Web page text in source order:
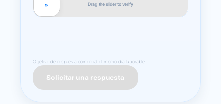
Drag the slider to verify
»
Objetivo de respuesta comercial el mismo día laborable.
Solicitar una respuesta